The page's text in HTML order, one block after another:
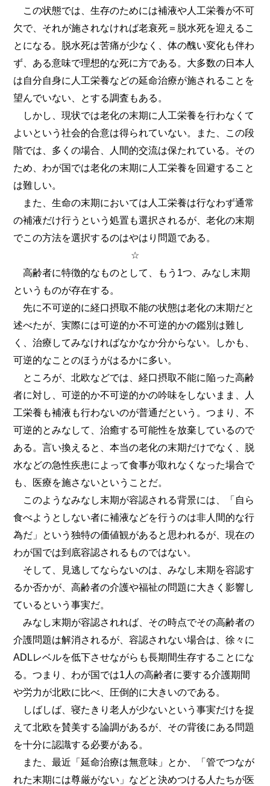
この状態では、生存のためには補液や人工栄養が不可
欠で、それが施されなければ老衰死＝脱水死を迎えるこ
とになる。脱水死は苦痛が少なく、体の醜い変化も伴わ
ず、ある意味で理想的な死に方である。大多数の日本人
は自分自身に人工栄養などの延命治療が施されることを
望んでいない、とする調査もある。
しかし、現状では老化の末期に人工栄養を行わなくて
よいという社会的合意は得られていない。また、この段
階では、多くの場合、人間的交流は保たれている。その
ため、わが国では老化の末期に人工栄養を回避すること
は難しい。
また、生命の末期においては人工栄養は行なわず通常
の補液だけ行うという処置も選択されるが、老化の末期
でこの方法を選択するのはやはり問題である。
☆
高齢者に特徴的なものとして、もう1つ、みなし末期
というものが存在する。
先に不可逆的に経口摂取不能の状態は老化の末期だと
述べたが、実際には可逆的か不可逆的かの鑑別は難し
く、治療してみなければなかなか分からない。しかも、
可逆的なことのほうがはるかに多い。
ところが、北欧などでは、経口摂取不能に陥った高齢
者に対し、可逆的か不可逆的かの吟味をしないまま、人
工栄養も補液も行わないのが普通だという。つまり、不
可逆的とみなして、治癒する可能性を放棄しているので
ある。言い換えると、本当の老化の末期だけでなく、脱
水などの急性疾患によって食事が取れなくなった場合で
も、医療を施さないということだ。
このようなみなし末期が容認される背景には、「自ら
食べようとしない者に補液などを行うのは非人間的な行
為だ」という独特の価値観があると思われるが、現在の
わが国では到底容認されるものではない。
そして、見逃してならないのは、みなし末期を容認す
るか否かが、高齢者の介護や福祉の問題に大きく影響し
ているという事実だ。
みなし末期が容認されれば、その時点でその高齢者の
介護問題は解消されるが、容認されない場合は、徐々に
ADLレベルを低下させながらも長期間生存することにな
る。つまり、わが国では1人の高齢者に要する介護期間
や労力が北欧に比べ、圧倒的に大きいのである。
しばしば、寝たきり老人が少ないという事実だけを捉
えて北欧を賛美する論調があるが、その背後にある問題
を十分に認識する必要がある。
また、最近「延命治療は無意味」とか、「管でつなが
れた末期には尊厳がない」などと決めつける人たちが医